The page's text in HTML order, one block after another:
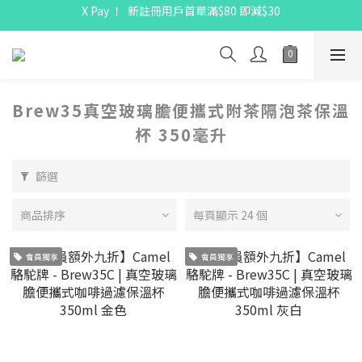
X Pay ！  新註冊用戶首單滿$80 即減$30
X Pay ！  新註冊用戶首單滿$80 即減$30
X Pay ！  新註冊用戶首單滿$80 即減$30
Brew35真空玻璃膽便攜式附茶隔泡茶保溫
杯 350毫升
篩選
商品排序 每頁顯示 24 個
會員獨享 會員獨享